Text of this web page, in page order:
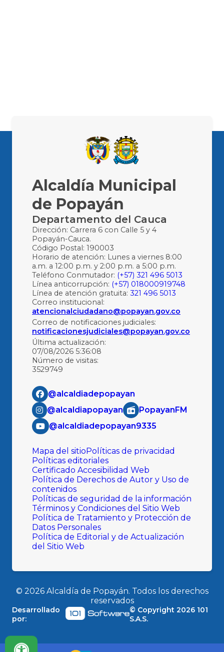
Alcaldía Municipal
de Popayán
Departamento del Cauca
Dirección: Carrera 6 con Calle 5 y 4
Popayán-Cauca.
Código Postal: 190003
Horario de atención: Lunes a viernes 8:00
a.m. a 12:00 p.m. y 2:00 p.m. a 5:00 p.m.
Teléfono Conmutador: (+57) 321 496 5013
Línea anticorrupción: (+57) 018000919748
Línea de atención gratuita: 321 496 5013
Correo institucional:
atencionalciudadano@popayan.gov.co
Correo de notificaciones judiciales:
notificacionesjudiciales@popayan.gov.co
Última actualización:
07/08/2026 5:36:08
Número de visitas:
3529749
@alcaldiadepopayan
@alcaldiapopayan
PopayanFM
@alcaldiadepopayan9335
Mapa del sitioPolíticas de privacidad
Políticas editoriales
Certificado Accesibilidad Web
Política de Derechos de Autor y Uso de
contenidos
Políticas de seguridad de la información
Términos y Condiciones del Sitio Web
Política de Tratamiento y Protección de
Datos Personales
Política de Editorial y de Actualización
del Sitio Web
© 2026Alcaldía de Popayán. Todos los derechos
reservados
Desarrollado
por:
© Copyright2026 101
S.A.S.